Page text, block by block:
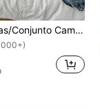
Tseoso 3 peças/Conjunto Camiseta Feminina de Gola Careca de Ajuste Slim, 95% Algodão, Manga Curta, Preta, Branca, Cinza, Adequada para Todas as Estações, Interna e Externa, Vintage, Tops de Verão Fofos, Softgirl, Itens para Passeio de Verão, Casa, Volta às Aulas, Roupas Femininas de Outono, Versátil